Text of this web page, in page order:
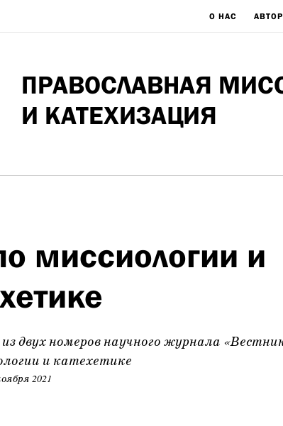
О НАС
ПРАВОСЛАВНАЯ
И КАТЕХИЗАЦИЯ
миссиологии и
двух номеров научного журнала
и катехетике
2021